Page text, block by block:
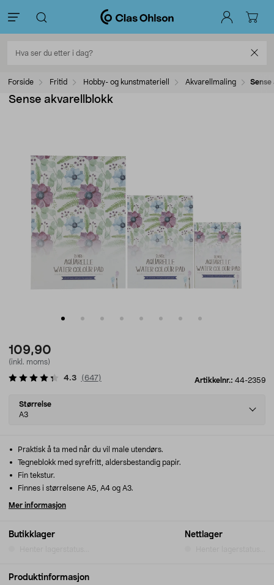
Forside Fritid Hobby- og kunstmateriell Akvarellmaling
Sense akvarellblokk
109,90
(inkl. moms)
Artikkelnr.: 44-2359
4.3 (647)
Select
variant
Størrelse
A3
Butikklager Nettlager
Praktisk å ta med når du vil male utendørs.
Tegneblokk med syrefritt, aldersbestandig papir.
Fin tekstur.
Finnes i størrelsene A5, A4 og A3.
Mer informasjon
Produktinformasjon